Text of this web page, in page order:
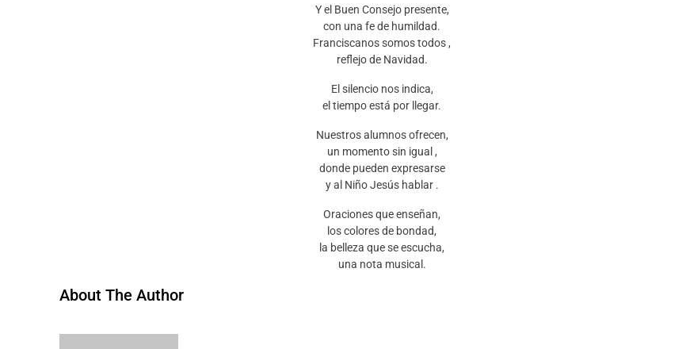
Y el Buen Consejo presente,
con una fe de humildad.
Franciscanos somos todos ,
reflejo de Navidad.
El silencio nos indica,
el tiempo está por llegar.
Nuestros alumnos ofrecen,
un momento sin igual ,
donde pueden expresarse
y al Niño Jesús hablar .
Oraciones que enseñan,
los colores de bondad,
la belleza que se escucha,
una nota musical.
About The Author